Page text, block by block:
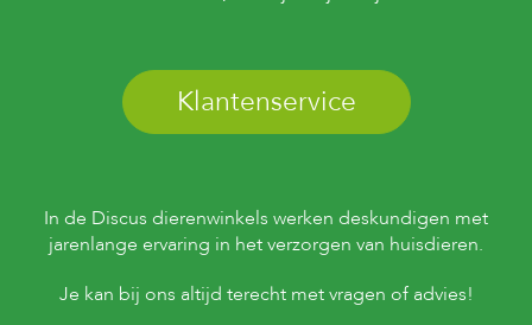
Klantenservice
In de Discus dierenwinkels werken deskundigen met
jarenlange ervaring in het verzorgen van huisdieren.
Je kan bij ons altijd terecht met vragen of advies!